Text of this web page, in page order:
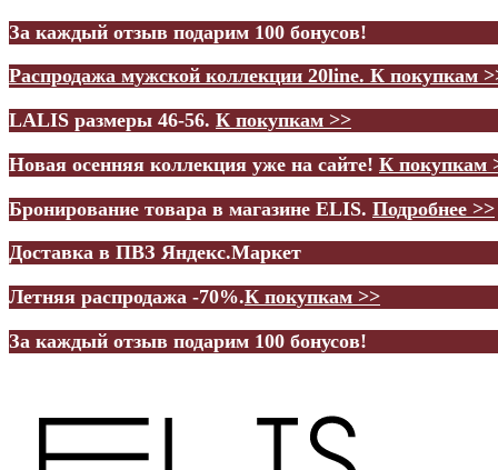
За каждый отзыв подарим 100 бонусов!
Распродажа мужской коллекции 20line. К покупкам
LALIS размеры 46-56. К покупкам >>
Новая осенняя коллекция уже на сайте! К покупкам
Бронирование товара в магазине ELIS. Подробнее >>
Доставка в ПВЗ Яндекс.Маркет
Летняя распродажа -70%.К покупкам >>
За каждый отзыв подарим 100 бонусов!